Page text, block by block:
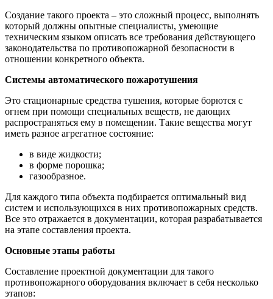
Создание такого проекта – это сложный процесс, выполнять
который должны опытные специалисты, умеющие
техническим языком описать все требования действующего
законодательства по противопожарной безопасности в
отношении конкретного объекта.
Системы автоматического пожаротушения
Это стационарные средства тушения, которые борются с
огнем при помощи специальных веществ, не дающих
распространяться ему в помещении. Такие вещества могут
иметь разное агрегатное состояние:
в виде жидкости;
в форме порошка;
газообразное.
Для каждого типа объекта подбирается оптимальный вид
систем и использующихся в них противопожарных средств.
Все это отражается в документации, которая разрабатывается
на этапе составления проекта.
Основные этапы работы
Составление проектной документации для такого
противопожарного оборудования включает в себя несколько
этапов: